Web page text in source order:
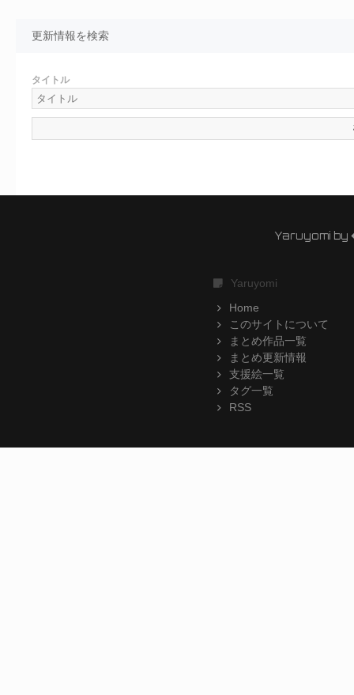
更新情報を検索
タイトル
Yaruyomi by
Yaruyomi
Home
このサイトについて
まとめ作品一覧
まとめ更新情報
支援絵一覧
タグ一覧
RSS